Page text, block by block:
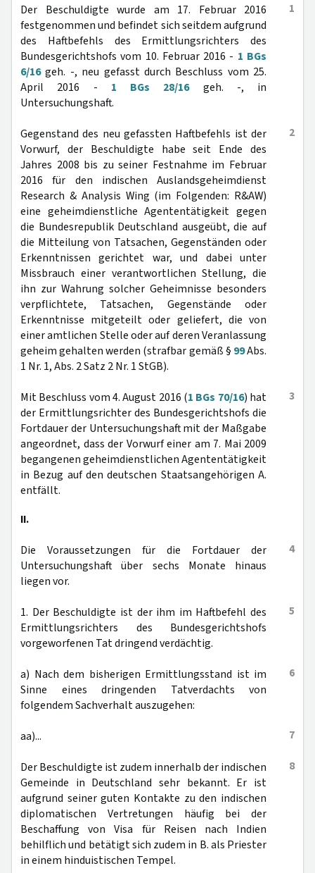
1
Der Beschuldigte wurde am 17. Februar 2016
festgenommen und befindet sich seitdem aufgrund
des Haftbefehls des Ermittlungsrichters des
Bundesgerichtshofs vom 10. Februar 2016 - 1 BGs
6/16geh. -, neu gefasst durch Beschluss vom 25.
April 2016 - 1 BGs 28/16geh. -, in
Untersuchungshaft.
2
Gegenstand des neu gefassten Haftbefehls ist der
Vorwurf, der Beschuldigte habe seit Ende des
Jahres 2008 bis zu seiner Festnahme im Februar
2016 für den indischen Auslandsgeheimdienst
Research & Analysis Wing (im Folgenden: R&AW)
eine geheimdienstliche Agententätigkeit gegen
die Bundesrepublik Deutschland ausgeübt, die auf
die Mitteilung von Tatsachen, Gegenständen oder
Erkenntnissen gerichtet war, und dabei unter
Missbrauch einer verantwortlichen Stellung, die
ihn zur Wahrung solcher Geheimnisse besonders
verpflichtete, Tatsachen, Gegenstände oder
Erkenntnisse mitgeteilt oder geliefert, die von
einer amtlichen Stelle oder auf deren Veranlassung
geheim gehalten werden (strafbar gemäß § 99Abs.
1 Nr. 1, Abs. 2 Satz 2 Nr. 1 StGB).
3
Mit Beschluss vom 4. August 2016 (1 BGs 70/16) hat
der Ermittlungsrichter des Bundesgerichtshofs die
Fortdauer der Untersuchungshaft mit der Maßgabe
angeordnet, dass der Vorwurf einer am 7. Mai 2009
begangenen geheimdienstlichen Agententätigkeit
in Bezug auf den deutschen Staatsangehörigen A.
entfällt.
II.
4
Die Voraussetzungen für die Fortdauer der
Untersuchungshaft über sechs Monate hinaus
liegen vor.
5
1. Der Beschuldigte ist der ihm im Haftbefehl des
Ermittlungsrichters des Bundesgerichtshofs
vorgeworfenen Tat dringend verdächtig.
6
a) Nach dem bisherigen Ermittlungsstand ist im
Sinne eines dringenden Tatverdachts von
folgendem Sachverhalt auszugehen:
7
aa)...
8
Der Beschuldigte ist zudem innerhalb der indischen
Gemeinde in Deutschland sehr bekannt. Er ist
aufgrund seiner guten Kontakte zu den indischen
diplomatischen Vertretungen häufig bei der
Beschaffung von Visa für Reisen nach Indien
behilflich und betätigt sich zudem in B. als Priester
in einem hinduistischen Tempel.